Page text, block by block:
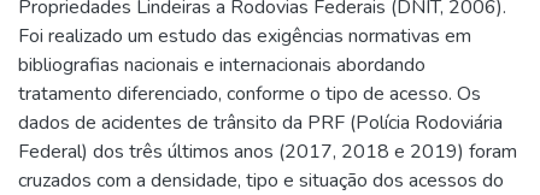
Propriedades Lindeiras a Rodovias Federais (DNIT, 2006).
Foi realizado um estudo das exigências normativas em
bibliografias nacionais e internacionais abordando
tratamento diferenciado, conforme o tipo de acesso. Os
dados de acidentes de trânsito da PRF (Polícia Rodoviária
Federal) dos três últimos anos (2017, 2018 e 2019) foram
cruzados com a densidade, tipo e situação dos acessos do